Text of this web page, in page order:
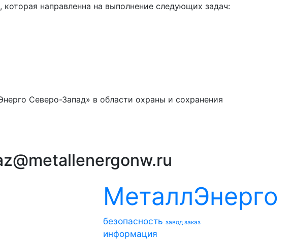
направленна на выполнение следующих задач:
Северо-Запад» в области охраны и сохранения
МеталлЭнерго
безопасность завод заказ
информация